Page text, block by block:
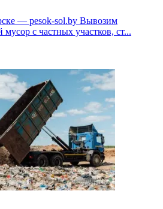
— pesok-sol.by Вывозим
с частных участков, ст...